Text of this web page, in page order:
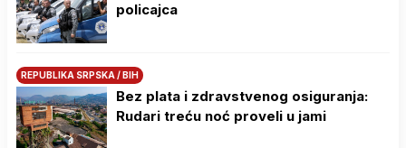
policajca
REPUBLIKA SRPSKA / BIH
Bez plata i zdravstvenog osiguranja:
Rudari treću noć proveli u jami